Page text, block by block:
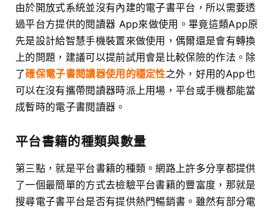
由於開放式系統並沒有內建的電子書平台，所以需要透
過平台方提供的閱讀器 App來做使用。畢竟這類App原
先是設計給智慧手機裝置來做使用，偶爾還是會有轉換
上的問題，建議可以提前試用會是比較保險的作法。除
了確保電子書閱讀器使用的穩定性之外，好用的App也
可以在沒有攜帶閱讀器時派上用場，平台或手機都能當
成暫時的電子書閱讀器。
平台書籍的種類與數量
第三點，就是平台書籍的種類。網路上許多分享都提供
了一個最簡單的方式去檢驗平台書籍的豐富度，那就是
搜尋電子書平台是否有提供熱門暢銷書。雖然有部分電